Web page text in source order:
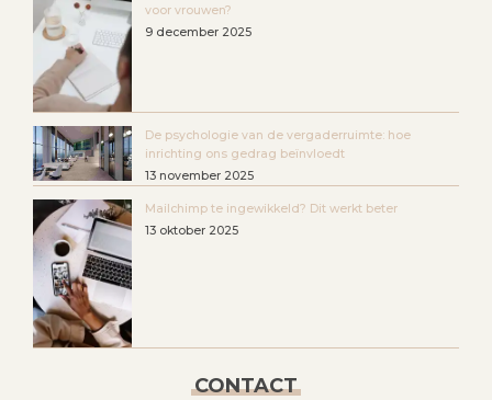
voor vrouwen?
9 december 2025
De psychologie van de vergaderruimte: hoe
inrichting ons gedrag beïnvloedt
13 november 2025
Mailchimp te ingewikkeld? Dit werkt beter
13 oktober 2025
CONTACT